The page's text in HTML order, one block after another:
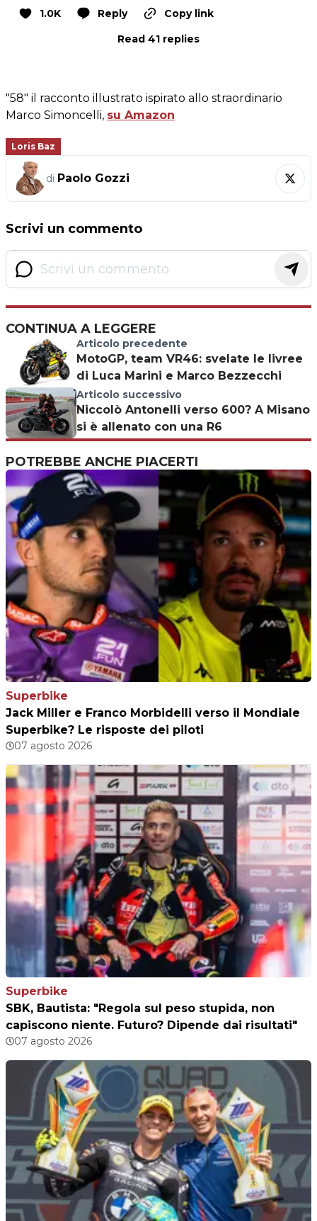
1.0K Reply
Copy link
Read 41 replies
"58" il racconto illustrato ispirato allo straordinario
Marco Simoncelli, su Amazon
Loris Baz
di Paolo Gozzi
Scrivi un commento
CONTINUA A LEGGERE
Articolo precedente
MotoGP, team VR46: svelate le livree
di Luca Marini e Marco Bezzecchi
Articolo successivo
Niccolò Antonelli verso 600? A Misano
si è allenato con una R6
POTREBBE ANCHE PIACERTI
Superbike
Jack Miller e Franco Morbidelli verso il Mondiale
Superbike? Le risposte dei piloti
07 agosto 2026
Superbike
SBK, Bautista: "Regola sul peso stupida, non
capiscono niente. Futuro? Dipende dai risultati"
07 agosto 2026